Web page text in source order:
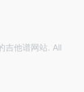
吉他谱网站. All